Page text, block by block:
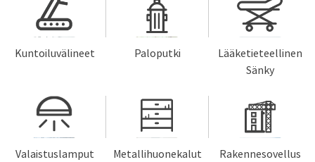
Kuntoiluvälineet Paloputki
Lääketieteellinen
Sänky
Valaistuslamput Metallihuonekalut Rakennesovellus